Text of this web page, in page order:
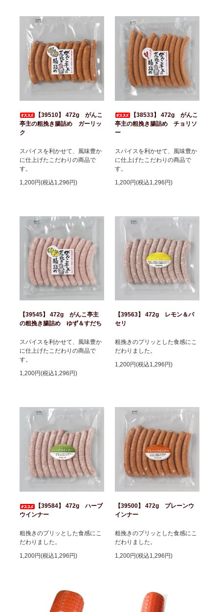
【39510】 472g がんこ
亭主の粗挽き腸詰め ガーリッ
ク
スパイスを利かせて、風味豊か
に仕上げたこだわりの商品で
す。
1,200円(税込1,296円)
【38533】 472g がんこ
亭主の粗挽き腸詰め チョリソ
ー
スパイスを利かせて、風味豊か
に仕上げたこだわりの商品で
す。
1,200円(税込1,296円)
【39545】 472g がんこ亭主
の粗挽き腸詰め ゆず＆すだち
スパイスを利かせて、風味豊か
に仕上げたこだわりの商品で
す。
1,200円(税込1,296円)
【39563】 472g レモン＆パ
セリ
粗挽きのプリッとした食感にこ
だわりました。
1,200円(税込1,296円)
【39584】 472g ハーブ
ウインナー
粗挽きのプリッとした食感にこ
だわりました。
1,200円(税込1,296円)
【39500】 472g プレーンウ
インナー
粗挽きのプリッとした食感にこ
だわりました。
1,200円(税込1,296円)